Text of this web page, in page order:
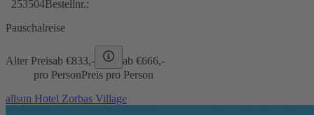
253504Bestellnr.:
Pauschalreise
Alter Preisab €833,- ab €666,-
pro PersonPreis pro Person
allsun Hotel Zorbas Village